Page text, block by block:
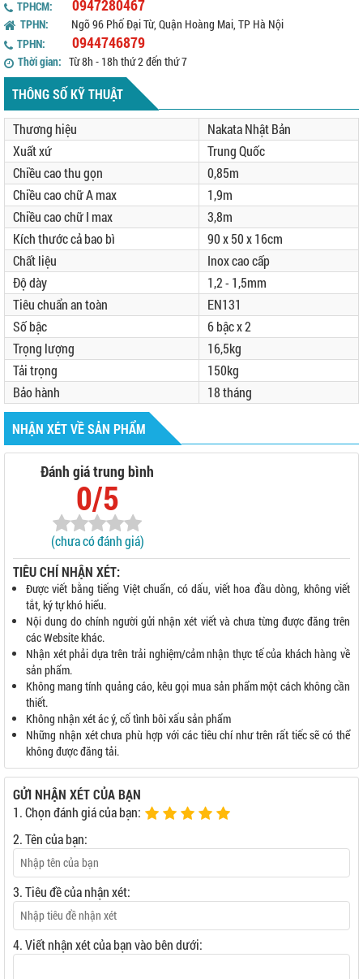
TPHCM:
0947280467
TPHN:
Ngõ 96 Phố Đại Từ, Quận Hoàng Mai, TP Hà Nội
TPHN:
0944746879
Thời gian: Từ 8h - 18h thứ 2 đến thứ 7
THÔNG SỐ KỸ THUẬT
Thương hiệu
Nakata Nhật Bản
Xuất xứ
Trung Quốc
Chiều cao thu gọn
0,85m
Chiều cao chữ A max
1,9m
Chiều cao chữ I max
3,8m
Kích thước cả bao bì
90 x 50 x 16cm
Chất liệu
Inox cao cấp
Độ dày
1,2 - 1,5mm
Tiêu chuẩn an toàn
EN131
Số bậc
6 bậc x 2
Trọng lượng
16,5kg
Tải trọng
150kg
Bảo hành
18 tháng
NHẬN XÉT VỀ SẢN PHẨM
Đánh giá trung bình
0/5
(chưa có đánh giá)
TIÊU CHÍ NHẬN XÉT:
Được viết bằng tiếng Việt chuẩn, có dấu, viết hoa đầu dòng, không viết
tắt, ký tự khó hiểu.
Nội dung do chính người gửi nhận xét viết và chưa từng được đăng trên
các Website khác.
Nhận xét phải dựa trên trải nghiệm/cảm nhận thực tế của khách hàng về
sản phẩm.
Không mang tính quảng cáo, kêu gọi mua sản phẩm một cách không cần
thiết.
Không nhận xét ác ý, cố tình bôi xấu sản phẩm
Những nhận xét chưa phù hợp với các tiêu chí như trên rất tiếc sẽ có thể
không được đăng tải.
GỬI NHẬN XÉT CỦA BẠN
1. Chọn đánh giá của bạn:
2. Tên của bạn:
3. Tiêu đề của nhận xét:
4. Viết nhận xét của bạn vào bên dưới: